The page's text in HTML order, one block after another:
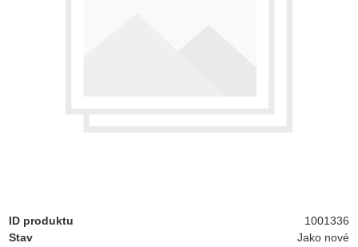
ID produktu
1001336
Stav
Jako nové